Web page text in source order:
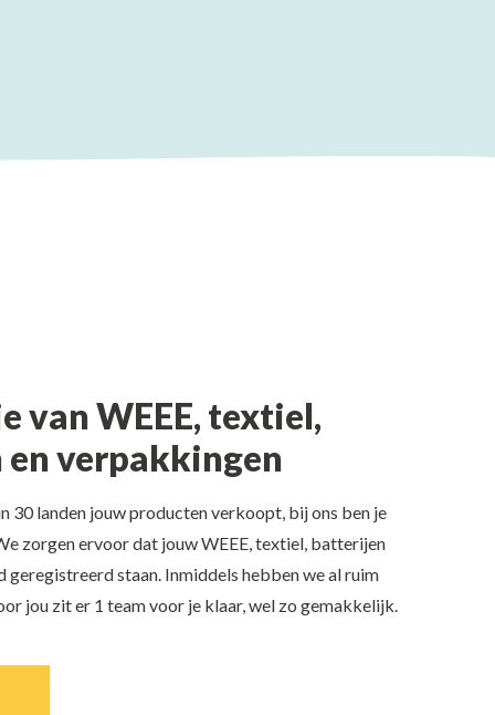
van WEEE, textiel,
verpakkingen
30 landen jouw producten verkoopt, bij ons ben je
zorgen ervoor dat jouw WEEE, textiel, batterijen
geregistreerd staan. Inmiddels hebben we al ruim
jou zit er 1 team voor je klaar, wel zo gemakkelijk.